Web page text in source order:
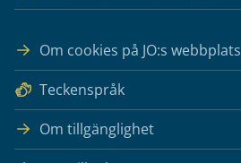
Om cookies på JO:s webbplats
Teckenspråk
Om tillgänglighet